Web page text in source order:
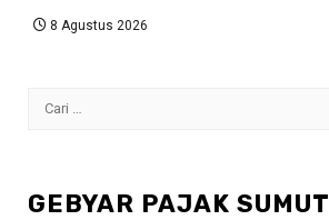
8 Agustus 2026
Cari
GEBYAR PAJAK SUMUT